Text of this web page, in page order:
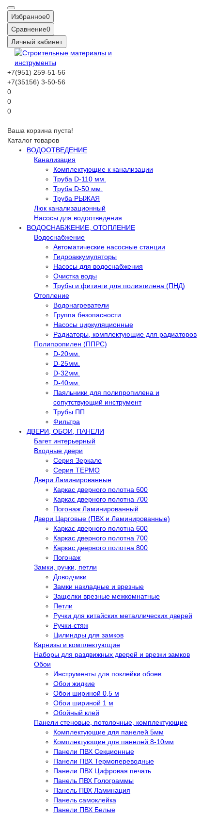
Избранное0
Сравнение0
Личный кабинет
+7(951) 259-51-56
+7(35156) 3-50-56
0
0
0
Ваша корзина пуста!
Каталог товаров
ВОДООТВЕДЕНИЕ
Канализация
Комплектующие к канализации
Труба D-110 мм.
Труба D-50 мм.
Труба РЫЖАЯ
Люк канализационный
Насосы для водоотведения
ВОДОСНАБЖЕНИЕ, ОТОПЛЕНИЕ
Водоснабжение
Автоматичеcкие насосные станции
Гидроаккумуляторы
Насосы для водоснабжения
Очистка воды
Трубы и фитинги для полиэтилена (ПНД)
Отопление
Водонагреватели
Группа безопасности
Насосы циркуляционные
Радиаторы, комплектующие для радиаторов
Полипропилен (ППРС)
D-20мм.
D-25мм.
D-32мм.
D-40мм.
Паяльники для полипропилена и
сопутствующий инструмент
Трубы ПП
Фильтра
ДВЕРИ, ОБОИ, ПАНЕЛИ
Багет интерьерный
Входные двери
Серия Зеркало
Серия ТЕРМО
Двери Ламинированные
Каркас дверного полотна 600
Каркас дверного полотна 700
Погонаж Ламинированный
Двери Царговые (ПВХ и Ламинированные)
Каркас дверного полотна 600
Каркас дверного полотна 700
Каркас дверного полотна 800
Погонаж
Замки, ручки, петли
Доводчики
Замки накладные и врезные
Защелки врезные межкомнатные
Петли
Ручки для китайских металлических дверей
Ручки-стяж
Цилиндры для замков
Карнизы и комплектующие
Наборы для раздвижных дверей и врезки замков
Обои
Инструменты для поклейки обоев
Обои жидкие
Обои шириной 0,5 м
Обои шириной 1 м
Обойный клей
Панели стеновые, потолочные, комплектующие
Комплектующие для панелей 5мм
Комплектующие для панелей 8-10мм
Панели ПВХ Секционные
Панели ПВХ Термопереводные
Панели ПВХ Цифровая печать
Панель ПВХ Голограммы
Панель ПВХ Ламинация
Панель самоклейка
Панели ПВХ Белые